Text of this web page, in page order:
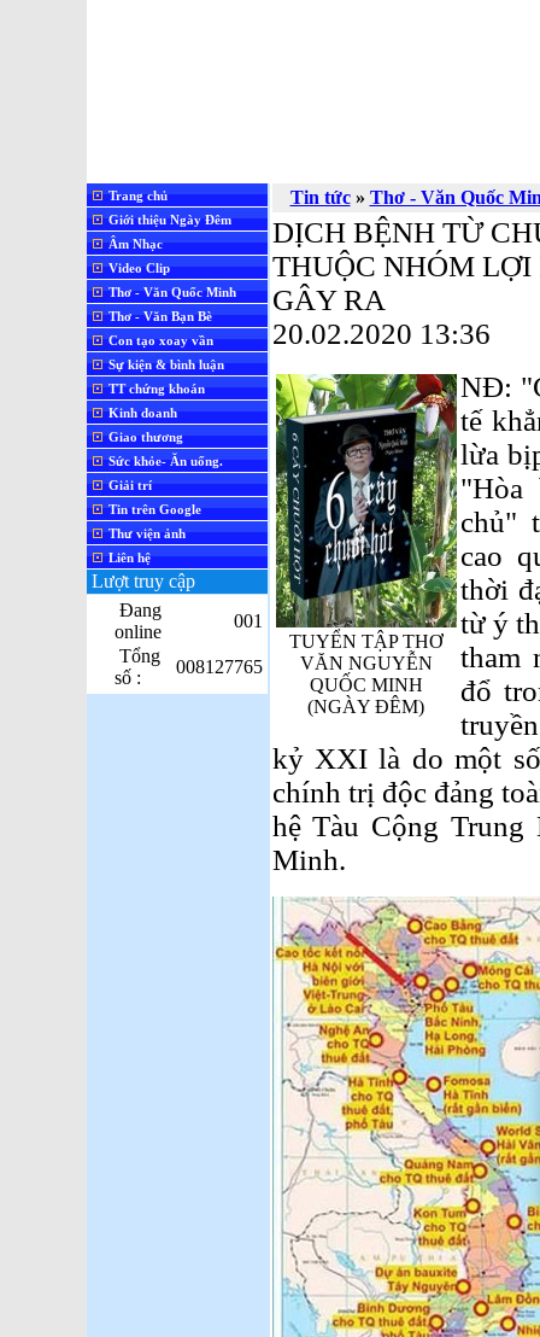
Trang chủ
Giới thiệu Ngày Đêm
Âm Nhạc
Video Clip
Thơ - Văn Quốc Minh
Thơ - Văn Bạn Bè
Con tạo xoay vần
Sự kiện & bình luận
TT chứng khoán
Kinh doanh
Giao thương
Sức khỏe- Ăn uống.
Giải trí
Tin trên Google
Thư viện ảnh
Liên hệ
Lượt truy cập
Đang
online
001
Tổng
số :
008127765
Tin tức» Thơ - Văn Quốc
DỊCH BỆNH TỪ
THUỘC NHÓM
GÂY RA
20.02.2020 13:36
TUYỂN TẬP THƠ
VĂN NGUYỄN
QUỐC MINH
(NGÀY ĐÊM)
NĐ:
tế
lừa
"Hòa
chủ"
cao
thời
từ ý
tham
đổ
kỷ XXI là do một
chính trị độc đảng
hệ Tàu Cộng Trung
Minh.